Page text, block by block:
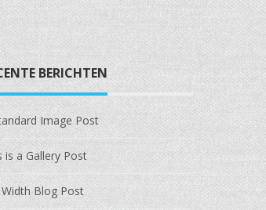
BERICHTEN
Image Post
is a Gallery Post
Blog Post